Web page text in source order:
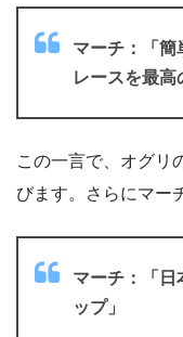
マーチ：「簡
レースを最高
この一言で、オグリ
びます。さらにマー
マーチ：「日
ップ」